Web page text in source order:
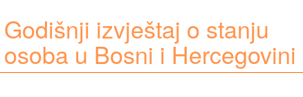
izvještaj o stanju
u Bosni i Hercegovini